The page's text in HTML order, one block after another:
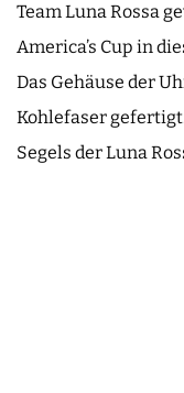
Team Luna Rossa
America’s Cup in
Das Gehäuse der
Kohlefaser
Segels der Luna